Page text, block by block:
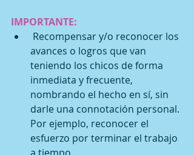
IMPORTANTE:
avances o logros que van
teniendo los chicos de forma
inmediata y frecuente,
nombrando el hecho en sí, sin
darle una connotación personal.
Por ejemplo, reconocer el
esfuerzo por terminar el trabajo